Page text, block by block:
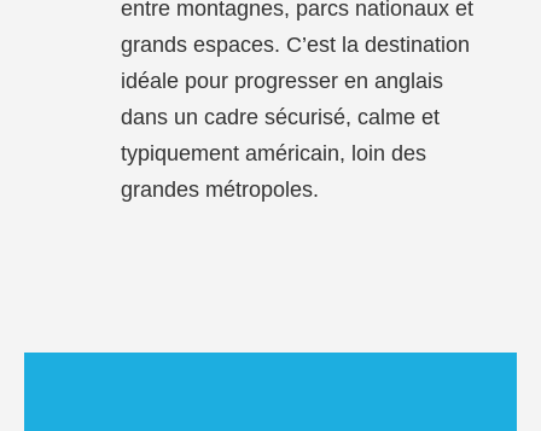
entre montagnes, parcs nationaux et
grands espaces. C’est la destination
idéale pour progresser en anglais
dans un cadre sécurisé, calme et
typiquement américain, loin des
grandes métropoles.